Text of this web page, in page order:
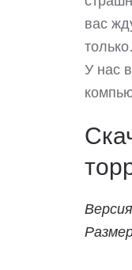
вас
У нас